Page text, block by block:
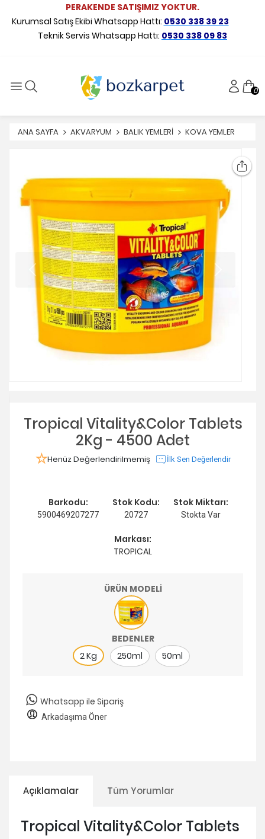
PERAKENDE SATIŞIMIZ YOKTUR.
Kurumsal Satış Ekibi Whatsapp Hattı: 0530 338 39 23
Teknik Servis Whatsapp Hattı: 0530 338 09 83
0
ANA SAYFA AKVARYUM BALIK YEMLERİ KOVA YEMLER
Tropical Vitality&Color Tablets
2Kg - 4500 Adet
Henüz Değerlendirilmemiş İlk Sen Değerlendir
Barkodu:
5900469207277
Stok Kodu:
20727
Stok Miktarı:
Stokta Var
Markası:
TROPICAL
ÜRÜN MODELİ
BEDENLER
2 Kg
250ml 50ml
Whatsapp ile Sipariş
Arkadaşıma Öner
Açıklamalar Tüm Yorumlar
Tropical Vitality&Color Tablets